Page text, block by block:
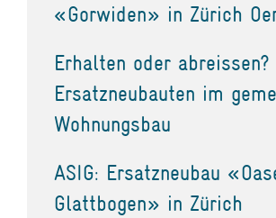
«Gorwiden» in Zürich
Erhalten oder abreissen?
Ersatzneubauten im
Wohnungsbau
ASIG: Ersatzneubau
Glattbogen» in Zürich